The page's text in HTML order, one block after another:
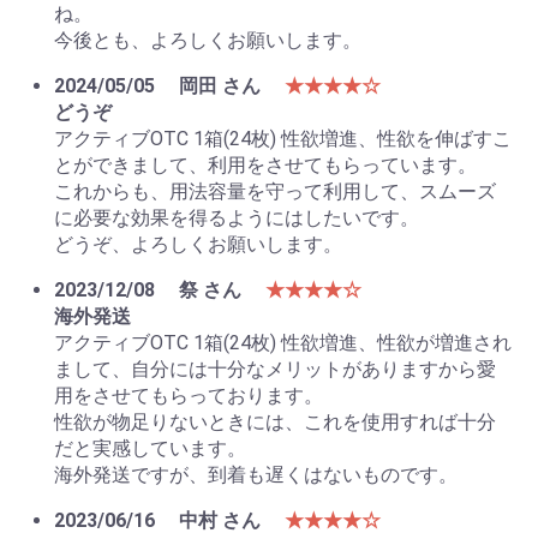
ね。
今後とも、よろしくお願いします。
2024/05/05
岡田 さん
★★★★☆
どうぞ
アクティブOTC 1箱(24枚) 性欲増進、性欲を伸ばすこ
とができまして、利用をさせてもらっています。
これからも、用法容量を守って利用して、スムーズ
に必要な効果を得るようにはしたいです。
どうぞ、よろしくお願いします。
2023/12/08
祭 さん
★★★★☆
海外発送
アクティブOTC 1箱(24枚) 性欲増進、性欲が増進され
まして、自分には十分なメリットがありますから愛
用をさせてもらっております。
性欲が物足りないときには、これを使用すれば十分
だと実感しています。
海外発送ですが、到着も遅くはないものです。
2023/06/16
中村 さん
★★★★☆